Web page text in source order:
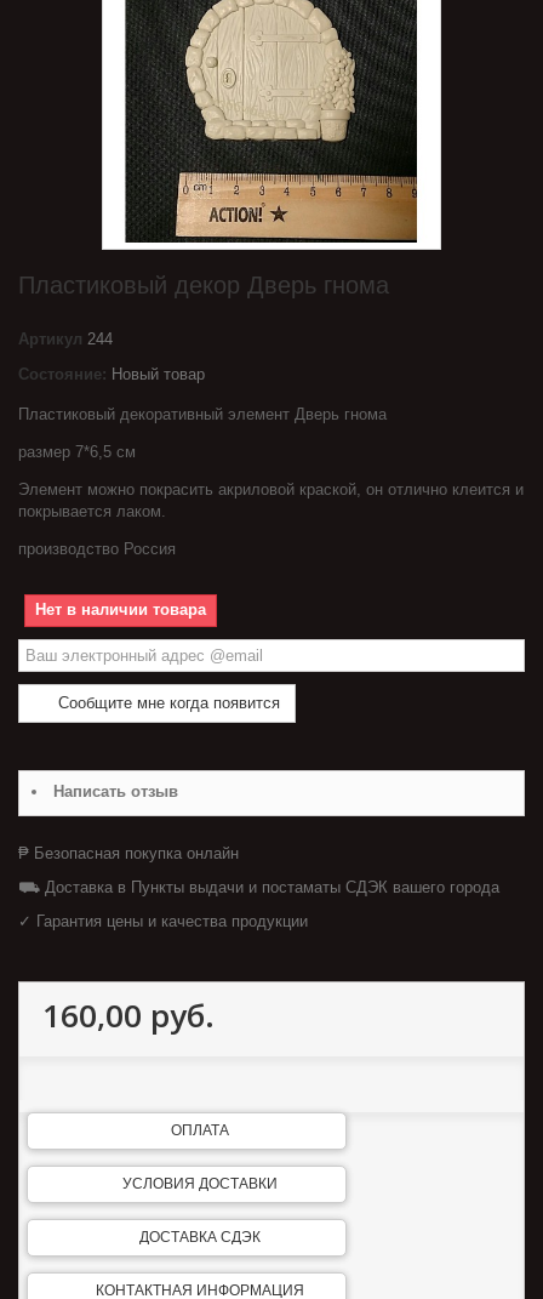
Пластиковый декор Дверь гнома
Артикул 244
Состояние: Новый товар
Пластиковый декоративный элемент Дверь гнома
размер 7*6,5 см
Элемент можно покрасить акриловой краской, он отлично клеится и
покрывается лаком.
производство Россия
Нет в наличии товара
Сообщите мне когда появится
Написать отзыв
₱ Безопасная покупка онлайн
⛟ Доставка в Пункты выдачи и постаматы СДЭК вашего города
✓ Гарантия цены и качества продукции
160,00 руб.
ОПЛАТА
УСЛОВИЯ ДОСТАВКИ
ДОСТАВКА СДЭК
КОНТАКТНАЯ ИНФОРМАЦИЯ